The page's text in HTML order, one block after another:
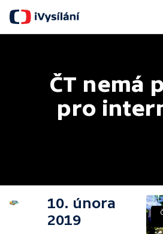
ČT nemá
pro
10. února
2019